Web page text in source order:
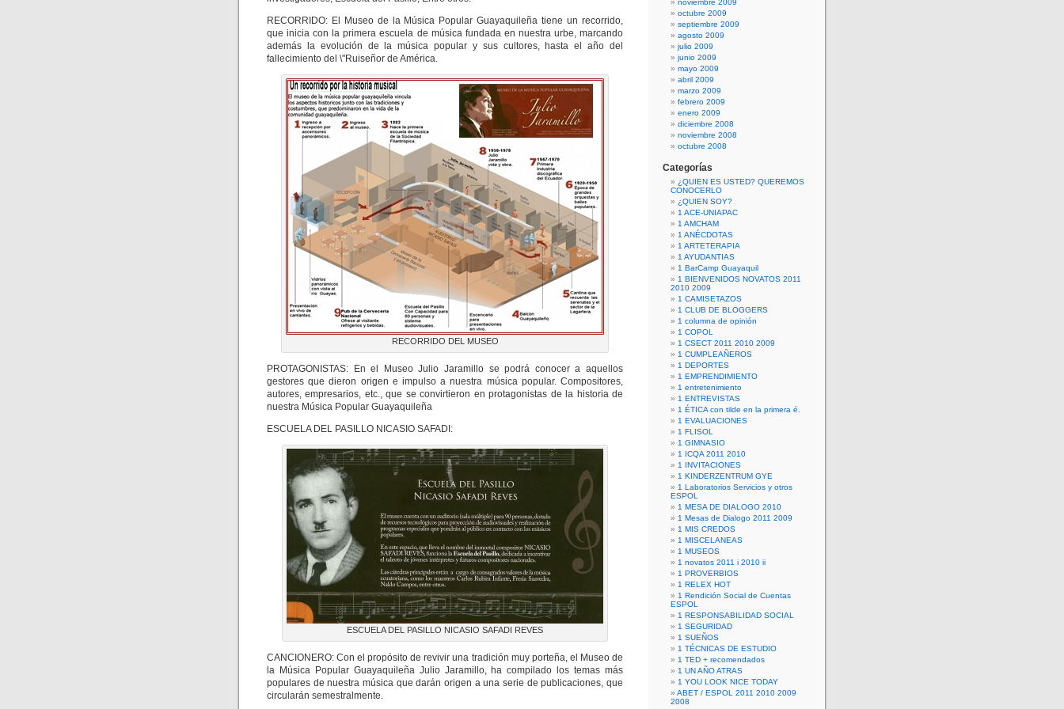
RECORRIDO: El Museo de la Música Popular Guayaquileña tiene un recorrido,
que inicia con la primera escuela de música fundada en nuestra urbe, marcando
además la evolución de la música popular y sus cultores, hasta el año del
fallecimiento del \"Ruiseñor de América.
RECORRIDO DEL MUSEO
PROTAGONISTAS: En el Museo Julio Jaramillo se podrá conocer a aquellos
gestores que dieron origen e impulso a nuestra música popular. Compositores,
autores, empresarios, etc., que se convirtieron en protagonistas de la historia de
nuestra Música Popular Guayaquileña
ESCUELA DEL PASILLO NICASIO SAFADI:
ESCUELA DEL PASILLO NICASIO SAFADI REVES
CANCIONERO: Con el propósito de revivir una tradición muy porteña, el Museo de
la Música Popular Guayaquileña Julio Jaramillo, ha compilado los temas más
populares de nuestra música que darán origen a una serie de publicaciones, que
circularán semestralmente.
noviembre 2009
octubre 2009
septiembre 2009
agosto 2009
julio 2009
junio 2009
mayo 2009
abril 2009
marzo 2009
febrero 2009
enero 2009
diciembre 2008
noviembre 2008
octubre 2008
Categorías
¿QUIEN ES USTED? QUEREMOS
CONOCERLO
¿QUIEN SOY?
1 ACE-UNIAPAC
1 AMCHAM
1 ANÉCDOTAS
1 ARTETERAPIA
1 AYUDANTIAS
1 BarCamp Guayaquil
1 BIENVENIDOS NOVATOS 2011
2010 2009
1 CAMISETAZOS
1 CLUB DE BLOGGERS
1 columna de opinión
1 COPOL
1 CSECT 2011 2010 2009
1 CUMPLEAÑEROS
1 DEPORTES
1 EMPRENDIMIENTO
1 entretenimiento
1 ENTREVISTAS
1 ÉTICA con tilde en la primera é.
1 EVALUACIONES
1 FLISOL
1 GIMNASIO
1 ICQA 2011 2010
1 INVITACIONES
1 KINDERZENTRUM GYE
1 Laboratorios Servicios y otros
ESPOL
1 MESA DE DIALOGO 2010
1 Mesas de Dialogo 2011 2009
1 MIS CREDOS
1 MISCELANEAS
1 MUSEOS
1 novatos 2011 i 2010 ii
1 PROVERBIOS
1 RELEX HOT
1 Rendición Social de Cuentas
ESPOL
1 RESPONSABILIDAD SOCIAL
1 SEGURIDAD
1 SUEÑOS
1 TÉCNICAS DE ESTUDIO
1 TED + recomendados
1 UN AÑO ATRAS
1 YOU LOOK NICE TODAY
ABET / ESPOL 2011 2010 2009
2008